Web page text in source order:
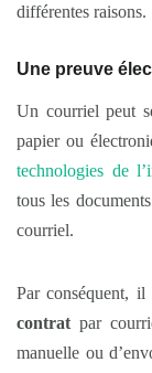
différentes raisons.
Une preuve
Un courriel peut
papier ou
technologies de
tous les
courriel.
Par conséquent,
contrat par
manuelle ou